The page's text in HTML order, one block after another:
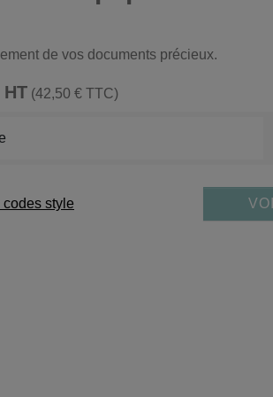
de vos documents précieux.
HT (42,50 € TTC)
style